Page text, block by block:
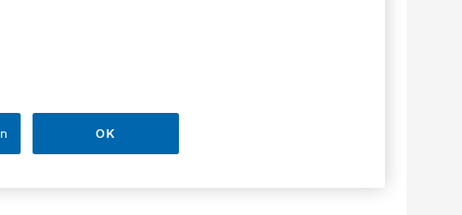
Tennisspieler
rote Asche, um
OK